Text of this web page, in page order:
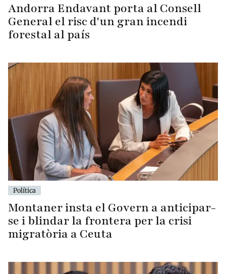
Andorra Endavant porta al Consell
General el risc d'un gran incendi
forestal al país
Política
Montaner insta el Govern a anticipar-
se i blindar la frontera per la crisi
migratòria a Ceuta